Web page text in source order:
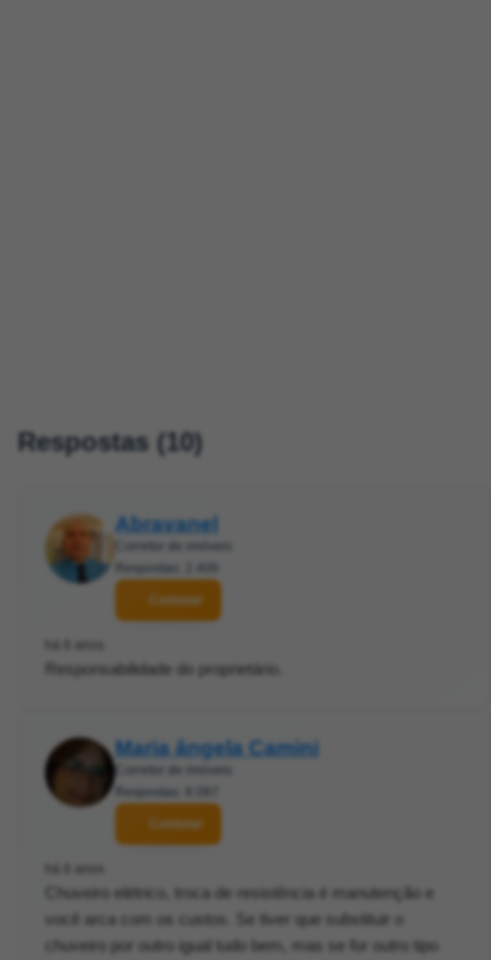
Respostas (10)
Abravanel
Contatar
Responsabilidade do proprietário.
Maria ângela Camini
Contatar
Chuveiro elétrico, troca de resistência é manutenção e
você arca com os custos. Se tiver que substituir o
chuveiro por outro igual tudo bem, mas se for outro tipo